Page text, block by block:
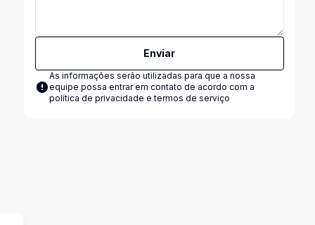
Enviar
As informações serão utilizadas para que a nossa
equipe possa entrar em contato de acordo com a
política de privacidade e termos de serviço